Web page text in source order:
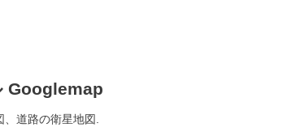
Googlemap
道路の衛星地図.